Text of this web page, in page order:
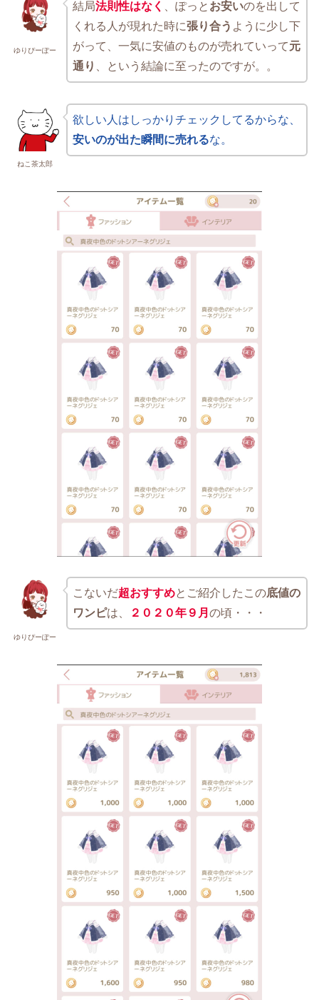
ゆりぴーぽー
結局法則性はなく 、ぽっと お安いのを出して
くれる人が現れた時に張り合う ように少し下
がって、一気に安値のものが売れていって元
通り
、という結論に至ったのですが。。
ねこ茶太郎
欲しい人はしっかりチェックしてるからな、
安いのが出た瞬間に売れるな。
ゆりぴーぽー
こないだ超おすすめとご紹介したこの底値の
ワンピは、 ２０２０年９月 の頃・・・